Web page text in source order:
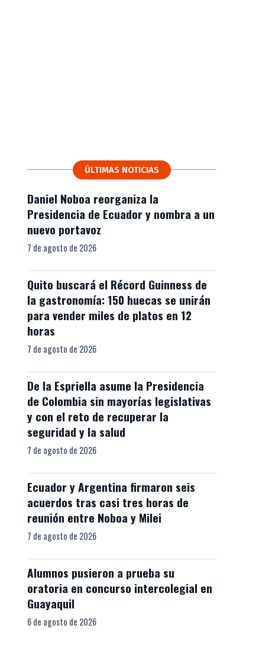
ÚLTIMAS NOTICIAS
Daniel Noboa reorganiza la
Presidencia de Ecuador y nombra a un
nuevo portavoz
7 de agosto de 2026
Quito buscará el Récord Guinness de
la gastronomía: 150 huecas se unirán
para vender miles de platos en 12
horas
7 de agosto de 2026
De la Espriella asume la Presidencia
de Colombia sin mayorías legislativas
y con el reto de recuperar la
seguridad y la salud
7 de agosto de 2026
Ecuador y Argentina firmaron seis
acuerdos tras casi tres horas de
reunión entre Noboa y Milei
7 de agosto de 2026
Alumnos pusieron a prueba su
oratoria en concurso intercolegial en
Guayaquil
6 de agosto de 2026